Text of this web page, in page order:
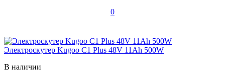
0
Электроскутер Kugoo C1 Plus 48V 11Ah 500W
В наличии